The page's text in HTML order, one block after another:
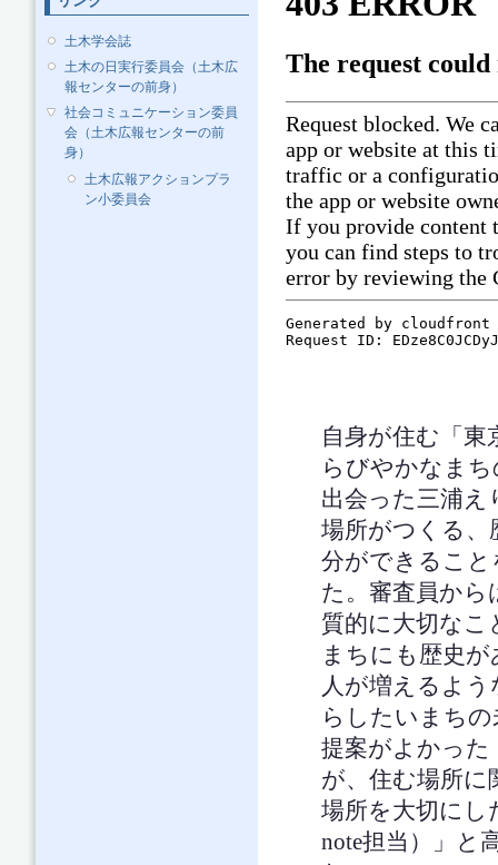
土木学会誌
土木の日実行委員会（土木広
報センターの前身）
社会コミュニケーション委員
会（土木広報センターの前
身）
土木広報アクションプラ
ン小委員会
自身が住む「
らびやかなま
出会った三浦
場所がつくる、
分ができるこ
た。審査員か
質的に大切なこ
まちにも歴史
人が増えるよ
らしたいまち
提案がよかった
が、住む場所
場所を大切にし
note担当）」と